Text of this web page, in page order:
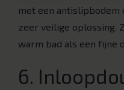
met een antislipbodem
zeer veilige oplossing.
warm bad als een fijne
6.